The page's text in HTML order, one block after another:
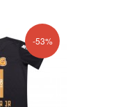
-53%